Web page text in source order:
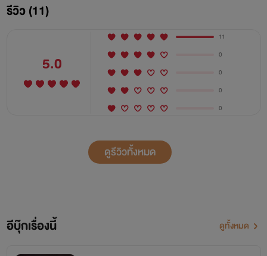
รีวิว (11)
5.0
11
0
0
0
0
ดูรีวิวทั้งหมด
อีบุ๊กเรื่องนี้ ดูทั้งหมด